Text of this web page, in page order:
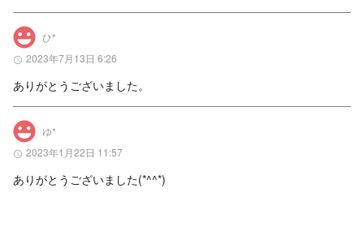
ひ*
2023年7月13日 6:26
ありがとうございました。
ゆ*
2023年1月22日 11:57
ありがとうございました(*^^*)